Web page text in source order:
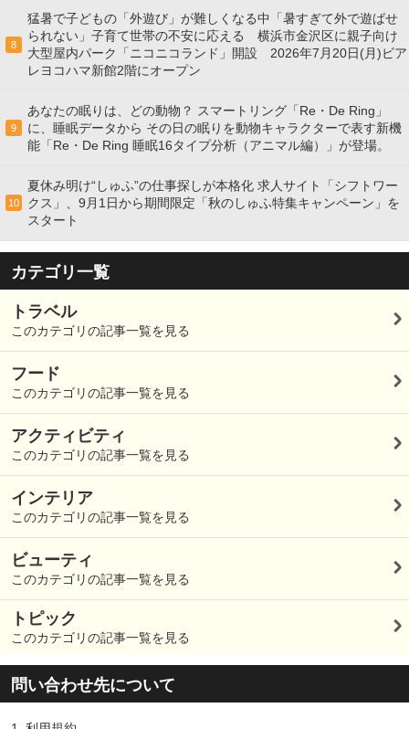
8
猛暑で子どもの「外遊び」が難しくなる中「暑すぎて外で遊ばせ
られない」子育て世帯の不安に応える 横浜市金沢区に親子向け
大型屋内パーク「ニコニコランド」開設 2026年7月20日(月)ビア
レヨコハマ新館2階にオープン
9
あなたの眠りは、どの動物？ スマートリング「Re・De Ring」
に、睡眠データから その日の眠りを動物キャラクターで表す新機
能「Re・De Ring 睡眠16タイプ分析（アニマル編）」が登場。
10
夏休み明け“しゅふ”の仕事探しが本格化 求人サイト「シフトワー
クス」、9月1日から期間限定「秋のしゅふ特集キャンペーン」を
スタート
カテゴリ一覧
トラベル
このカテゴリの記事一覧を見る
フード
このカテゴリの記事一覧を見る
アクティビティ
このカテゴリの記事一覧を見る
インテリア
このカテゴリの記事一覧を見る
ビューティ
このカテゴリの記事一覧を見る
トピック
このカテゴリの記事一覧を見る
問い合わせ先について